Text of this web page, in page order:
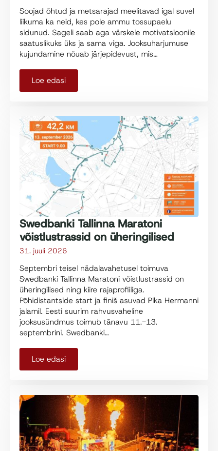
Soojad õhtud ja metsarajad meelitavad igal suvel
liikuma ka neid, kes pole ammu tossupaelu
sidunud. Sageli saab aga värskele motivatsioonile
saatuslikuks üks ja sama viga. Jooksuharjumuse
kujundamine nõuab järjepidevust, mis…
Loe edasi
Swedbanki Tallinna Maratoni
võistlustrassid on üheringilised
31. juuli 2026
Septembri teisel nädalavahetusel toimuva
Swedbanki Tallinna Maratoni võistlustrassid on
üheringilised ning kiire rajaprofiiliga.
Põhidistantside start ja finiš asuvad Pika Hermanni
jalamil. Eesti suurim rahvusvaheline
jooksusündmus toimub tänavu 11.-13.
septembrini. Swedbanki…
Loe edasi